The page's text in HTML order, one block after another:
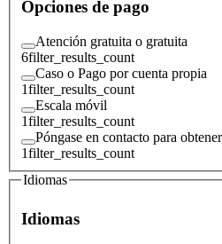
Opciones de pago
Atención gratuita o gratuita
6filter_results_count
Caso o Pago por cuenta propia
1filter_results_count
Escala móvil
1filter_results_count
Póngase en contacto para
1filter_results_count
Idiomas
Idiomas